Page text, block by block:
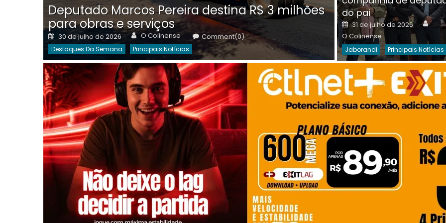
Deputado Marcos Pereira destina R$ 3 milhões
para obras e serviços
Posted
on
30 de julho de 2026 Author
O Colinense Comment(0)
Destaques Da Semana Principais Notícias
on
30 de julho de 2026 O
Destaques Da Semana
do pai
Posted
on
31 de julho de 2026
O Colinense
Jaborandi Principais Notícias